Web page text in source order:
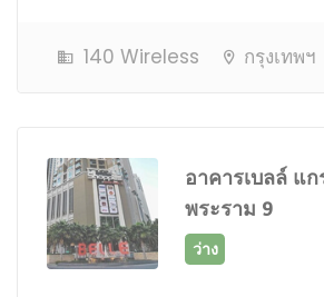
140 Wireless กรุงเทพฯ
อาคารเบลล์ แ
พระราม 9
ว่าง